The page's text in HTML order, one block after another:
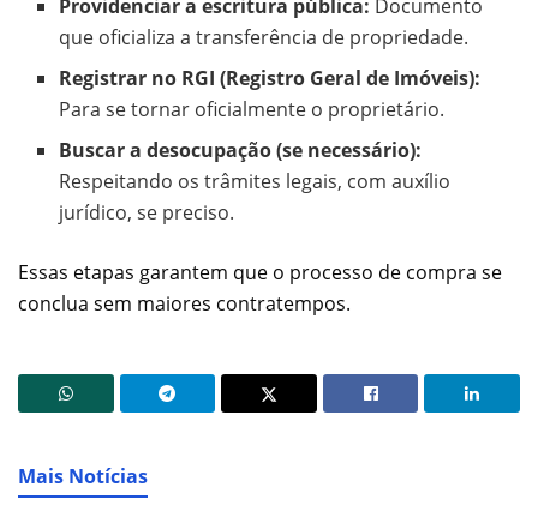
Providenciar a escritura pública: Documento
que oficializa a transferência de propriedade.
Registrar no RGI (Registro Geral de Imóveis):
Para se tornar oficialmente o proprietário.
Buscar a desocupação (se necessário):
Respeitando os trâmites legais, com auxílio
jurídico, se preciso.
Essas etapas garantem que o processo de compra se
conclua sem maiores contratempos.
Mais Notícias